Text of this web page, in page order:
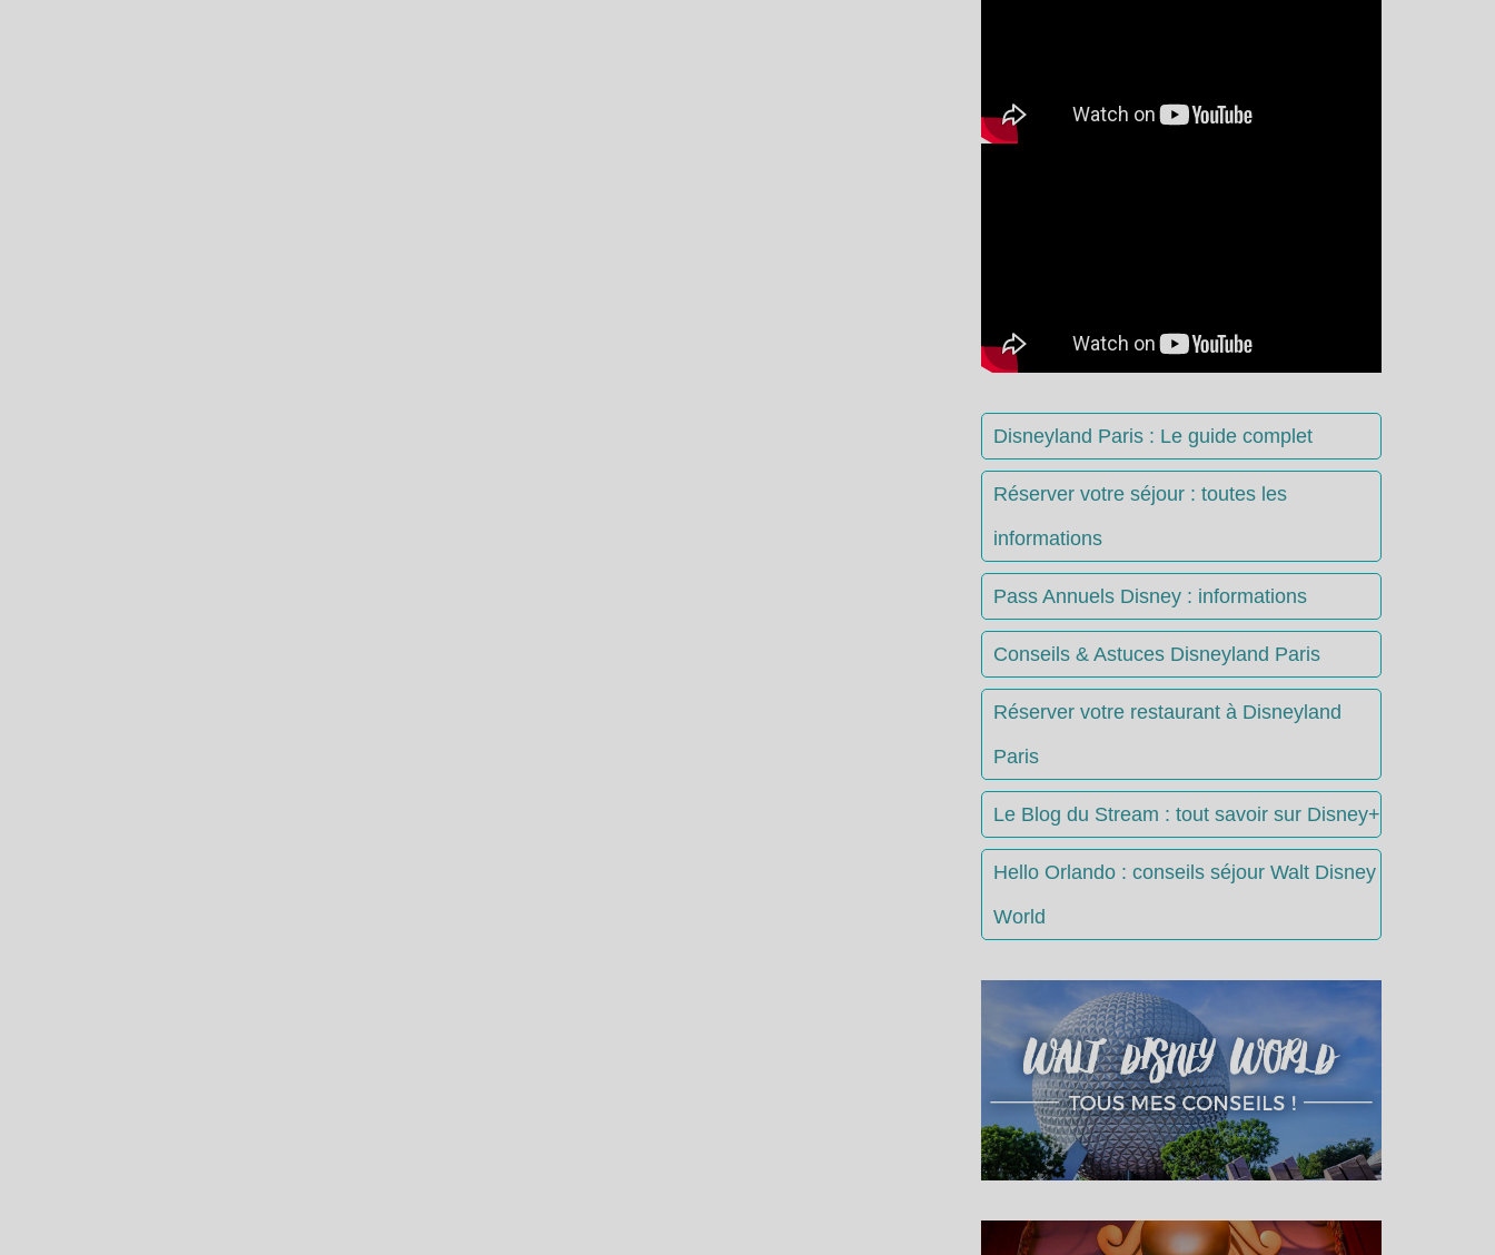
Disneyland Paris : Le guide complet
Réserver votre séjour : toutes les
informations
Pass Annuels Disney : informations
Conseils & Astuces Disneyland Paris
Réserver votre restaurant à Disneyland
Paris
Le Blog du Stream : tout savoir sur Disney+
Hello Orlando : conseils séjour Walt Disney
World